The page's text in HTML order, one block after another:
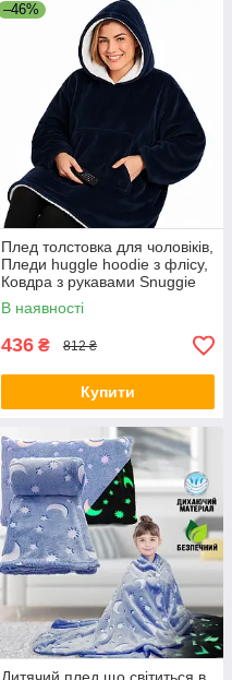
–46%
Плед толстовка для чоловіків,
Пледи huggle hoodie з флісу,
Ковдра з рукавами Snuggie
EQ-19
В наявності
436 ₴ 812 ₴
Купити